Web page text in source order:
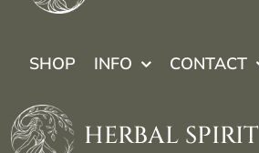
SHOP INFO CONTACT
HERBAL SPIRIT